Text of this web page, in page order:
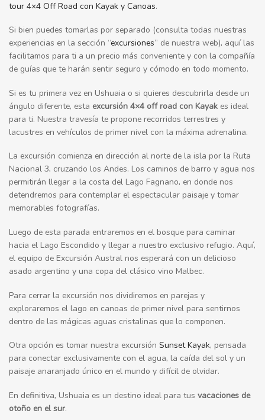
tour 4×4 Off Road con Kayak y Canoas.
Si bien puedes tomarlas por separado (consulta todas nuestras
experiencias en la sección “excursiones” de nuestra web), aquí las
facilitamos para ti a un precio más conveniente y con la compañía
de guías que te harán sentir seguro y cómodo en todo momento.
Si es tu primera vez en Ushuaia o si quieres descubrirla desde un
ángulo diferente, esta excursión 4×4 off road con Kayak es ideal
para ti. Nuestra travesía te propone recorridos terrestres y
lacustres en vehículos de primer nivel con la máxima adrenalina.
La excursión comienza en dirección al norte de la isla por la Ruta
Nacional 3, cruzando los Andes. Los caminos de barro y agua nos
permitirán llegar a la costa del Lago Fagnano, en donde nos
detendremos para contemplar el espectacular paisaje y tomar
memorables fotografías.
Luego de esta parada entraremos en el bosque para caminar
hacia el Lago Escondido y llegar a nuestro exclusivo refugio. Aquí,
el equipo de Excursión Austral nos esperará con un delicioso
asado argentino y una copa del clásico vino Malbec.
Para cerrar la excursión nos dividiremos en parejas y
exploraremos el lago en canoas de primer nivel para sentirnos
dentro de las mágicas aguas cristalinas que lo componen.
Otra opción es tomar nuestra excursión Sunset Kayak, pensada
para conectar exclusivamente con el agua, la caída del sol y un
paisaje anaranjado único en el mundo y difícil de olvidar.
En definitiva, Ushuaia es un destino ideal para tus vacaciones de
otoño en el sur.